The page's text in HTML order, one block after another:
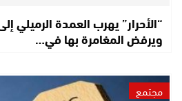
“الأحرار” يهرب العمدة الرميلي
ويرفض المغامرة بها في…
مجتمع